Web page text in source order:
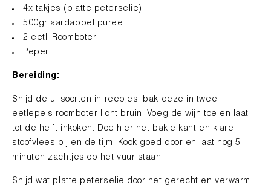
4x takjes (platte peterselie)
500gr aardappel puree
2 eetl. Roomboter
Peper
Bereiding:
Snijd de ui soorten in reepjes, bak deze in twee
eetlepels roomboter licht bruin. Voeg de wijn toe en laat
tot de helft inkoken. Doe hier het bakje kant en klare
stoofvlees bij en de tijm. Kook goed door en laat nog 5
minuten zachtjes op het vuur staan.
Snijd wat platte peterselie door het gerecht en verwarm